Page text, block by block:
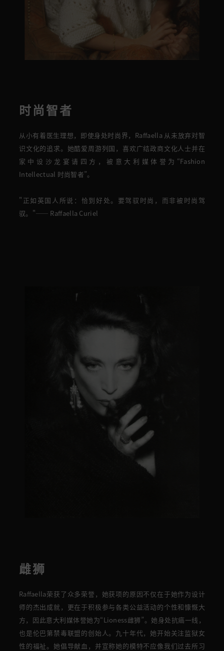
时尚智者
从小有着医生理想，即使身处时尚界，Raffaella 从未放弃对智
识文化的追求 。 她酷爱周游列国，喜欢广结 政商 文化 人士 并在
家中设沙龙 宴请四方，被意大利媒体誉为“ Fashion
Intellectual 时尚智者”。
" 正如英国人所说：恰到好处。要驾驭时尚，而非被时尚驾
驭。
"—— Raffaella Curiel
雌狮
Raffaella 荣获了众多荣誉，她获项的原因不仅在于她作为设计
师的杰出成就，更在于积极参与各类公益活动的个性和慷慨大
方
，因此意大利媒体誉她为“Lioness雌狮”。 她身处抗癌一线，
也是伦巴第禁毒联盟的创始人。九十年代，她开始关注 监狱 女
性 的福祉。她倡导献血 ，并宣称她的模特不应像我们过去所习